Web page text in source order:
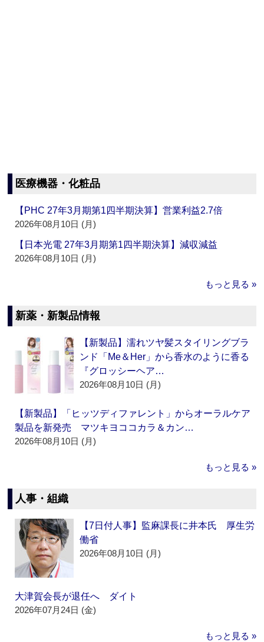
医療機器・化粧品
【PHC 27年3月期第1四半期決算】営業利益2.7倍
2026年08月10日 (月)
【日本光電 27年3月期第1四半期決算】減収減益
2026年08月10日 (月)
もっと見る »
新薬・新製品情報
【新製品】濡れツヤ髪スタイリングブラ
ンド「Me＆Her」から香水のように香る
『グロッシーヘア…
2026年08月10日 (月)
【新製品】「ヒッツディファレント」からオーラルケア
製品を新発売 マツキヨココカラ＆カン…
2026年08月10日 (月)
もっと見る »
人事・組織
【7日付人事】監麻課長に井本氏 厚生労
働省
2026年08月10日 (月)
大津賀会長が退任へ ダイト
2026年07月24日 (金)
もっと見る »